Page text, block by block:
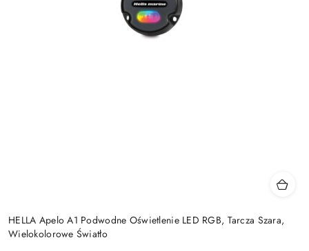
HELLA Apelo A1 Podwodne Oświetlenie LED RGB, Tarcza Szara,
Wielokolorowe Światło